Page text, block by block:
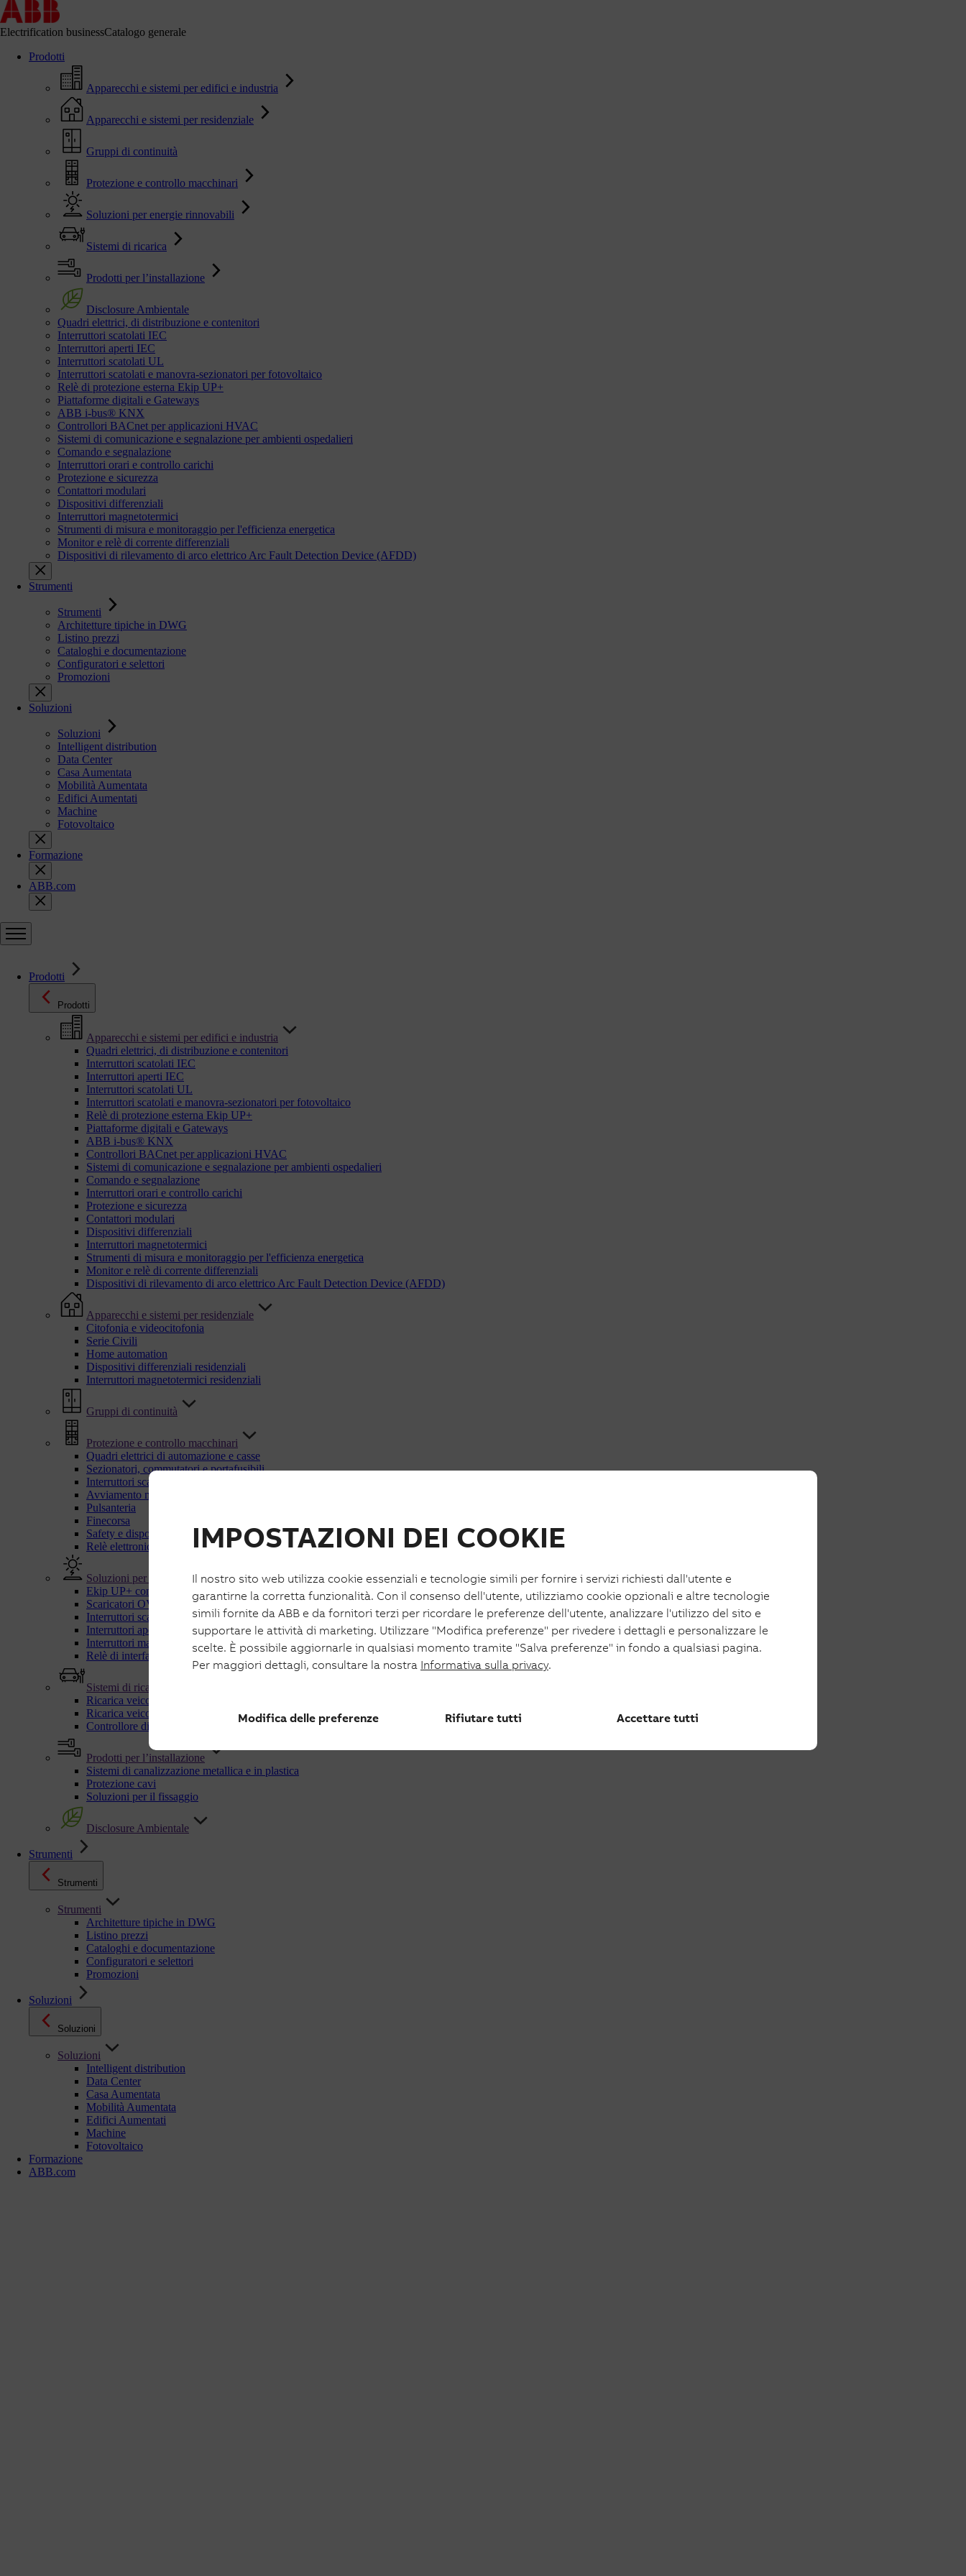
IMPOSTAZIONI DEI COOKIE
Il nostro sito web utilizza cookie essenziali e tecnologie simili per fornire i servizi richiesti dall'utente e
garantirne la corretta funzionalità. Con il consenso dell'utente, utilizziamo cookie opzionali e altre tecnologie
simili fornite da ABB e da fornitori terzi per ricordare le preferenze dell'utente, analizzare l'utilizzo del sito e
supportare le attività di marketing. Utilizzare "Modifica preferenze" per rivedere i dettagli e personalizzare le
scelte. È possibile aggiornarle in qualsiasi momento tramite "Salva preferenze" in fondo a qualsiasi pagina.
Per maggiori dettagli, consultare la nostra Informativa sulla privacy.
Modifica delle preferenze Rifiutare tutti Accettare tutti
Electrification businessCatalogo generale
Prodotti
Apparecchi e sistemi per edifici e industria
Apparecchi e sistemi per residenziale
Gruppi di continuità
Protezione e controllo macchinari
Soluzioni per energie rinnovabili
Sistemi di ricarica
Prodotti per l’installazione
Disclosure Ambientale
Quadri elettrici, di distribuzione e contenitori
Interruttori scatolati IEC
Interruttori aperti IEC
Interruttori scatolati UL
Interruttori scatolati e manovra-sezionatori per fotovoltaico
Relè di protezione esterna Ekip UP+
Piattaforme digitali e Gateways
ABB i-bus® KNX
Controllori BACnet per applicazioni HVAC
Sistemi di comunicazione e segnalazione per ambienti ospedalieri
Comando e segnalazione
Interruttori orari e controllo carichi
Protezione e sicurezza
Contattori modulari
Dispositivi differenziali
Interruttori magnetotermici
Strumenti di misura e monitoraggio per l'efficienza energetica
Monitor e relè di corrente differenziali
Dispositivi di rilevamento di arco elettrico Arc Fault Detection Device (AFDD)
Strumenti
Strumenti
Architetture tipiche in DWG
Listino prezzi
Cataloghi e documentazione
Configuratori e selettori
Promozioni
Soluzioni
Soluzioni
Intelligent distribution
Data Center
Casa Aumentata
Mobilità Aumentata
Edifici Aumentati
Machine
Fotovoltaico
Formazione
ABB.com
Prodotti
Prodotti
Apparecchi e sistemi per edifici e industria
Quadri elettrici, di distribuzione e contenitori
Interruttori scatolati IEC
Interruttori aperti IEC
Interruttori scatolati UL
Interruttori scatolati e manovra-sezionatori per fotovoltaico
Relè di protezione esterna Ekip UP+
Piattaforme digitali e Gateways
ABB i-bus® KNX
Controllori BACnet per applicazioni HVAC
Sistemi di comunicazione e segnalazione per ambienti ospedalieri
Comando e segnalazione
Interruttori orari e controllo carichi
Protezione e sicurezza
Contattori modulari
Dispositivi differenziali
Interruttori magnetotermici
Strumenti di misura e monitoraggio per l'efficienza energetica
Monitor e relè di corrente differenziali
Dispositivi di rilevamento di arco elettrico Arc Fault Detection Device (AFDD)
Apparecchi e sistemi per residenziale
Citofonia e videocitofonia
Serie Civili
Home automation
Dispositivi differenziali residenziali
Interruttori magnetotermici residenziali
Gruppi di continuità
Protezione e controllo macchinari
Quadri elettrici di automazione e casse
Sezionatori, commutatori e portafusibili
Interruttori scatolati UL
Avviamento motori
Pulsanteria
Finecorsa
Safety e dispositivi di sicurezza
Relè elettronici e di controllo
Soluzioni per energie rinnovabili
Ekip UP+ con IPS
Scaricatori OVR PV
Interruttori scatolati e manovra-sezionatori per fotovoltaico
Interruttori aperti e manovra-sezionatori per fotovoltaico
Interruttori magnetotermici fotovoltaico
Relè di interfaccia
Sistemi di ricarica
Ricarica veicoli elettrici in AC
Ricarica veicoli elettrici in DC
Controllore dinamico di carichi C-Kit
Prodotti per l’installazione
Sistemi di canalizzazione metallica e in plastica
Protezione cavi
Soluzioni per il fissaggio
Disclosure Ambientale
Strumenti
Strumenti
Strumenti
Architetture tipiche in DWG
Listino prezzi
Cataloghi e documentazione
Configuratori e selettori
Promozioni
Soluzioni
Soluzioni
Soluzioni
Intelligent distribution
Data Center
Casa Aumentata
Mobilità Aumentata
Edifici Aumentati
Machine
Fotovoltaico
Formazione
ABB.com